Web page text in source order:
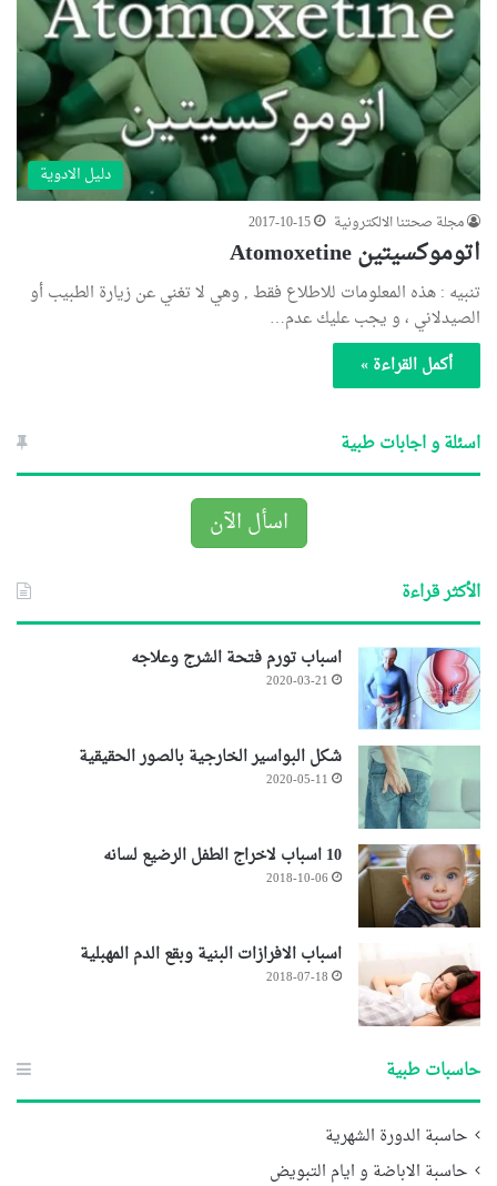
دليل الادوية
مجلة صحتنا الالكترونية 2017-10-15
اتوموكسيتين Atomoxetine
تنبيه : هذه المعلومات للاطلاع فقط , وهي لا تغني عن زيارة الطبيب أو
الصيدلاني ، و يجب عليك عدم…
أكمل القراءة »
اسئلة و اجابات طبية
اسأل الآن
الأكثر قراءة
اسباب تورم فتحة الشرج وعلاجه
2020-03-21
شكل البواسير الخارجية بالصور الحقيقية
2020-05-11
10 اسباب لاخراج الطفل الرضيع لسانه
2018-10-06
اسباب الافرازات البنية وبقع الدم المهبلية
2018-07-18
حاسبات طبية
حاسبة الدورة الشهرية
حاسبة الاباضة و ايام التبويض